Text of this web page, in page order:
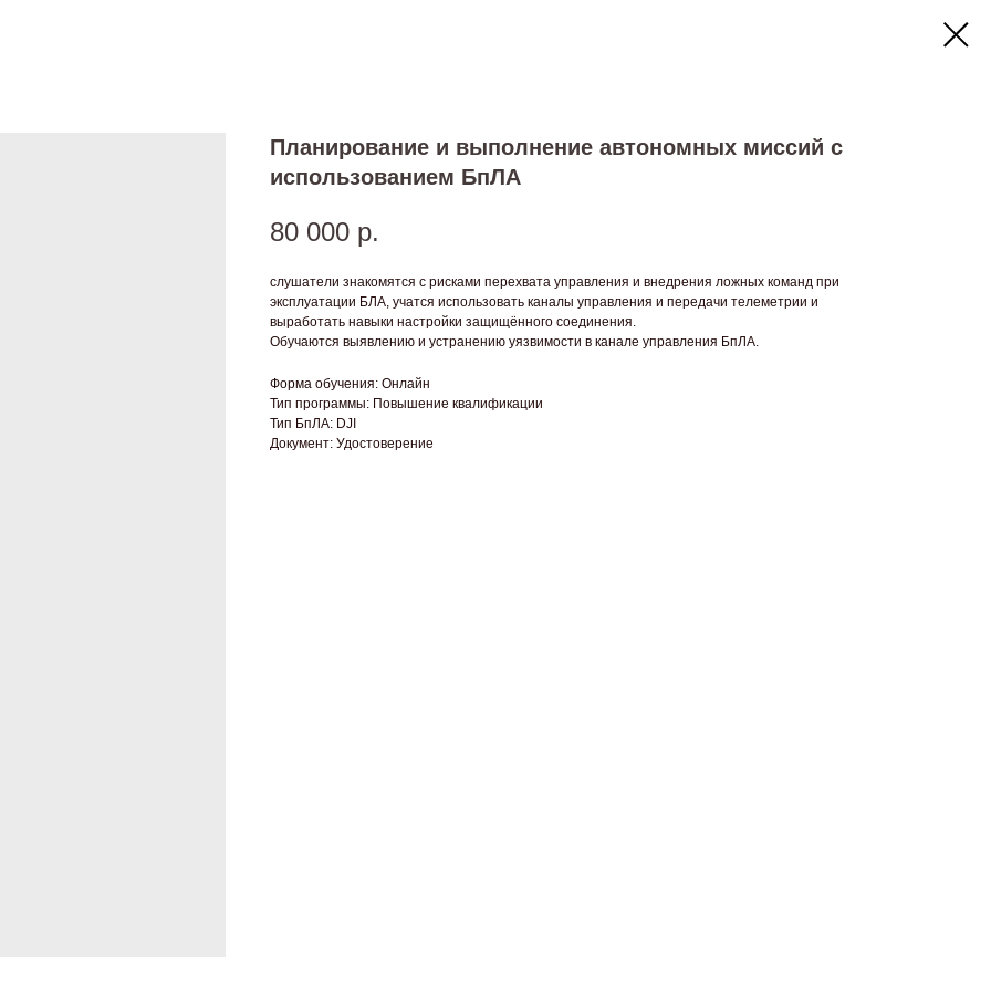
Планирование и выполнение автономных миссий с
использованием БпЛА
80 000 р.
слушатели знакомятся с рисками перехвата управления и внедрения ложных команд при
эксплуатации БЛА, учатся использовать каналы управления и передачи телеметрии и
выработать навыки настройки защищённого соединения.
Обучаются выявлению и устранению уязвимости в канале управления БпЛА.
Форма обучения: Онлайн
Тип программы: Повышение квалификации
Тип БпЛА: DJI
Документ: Удостоверение